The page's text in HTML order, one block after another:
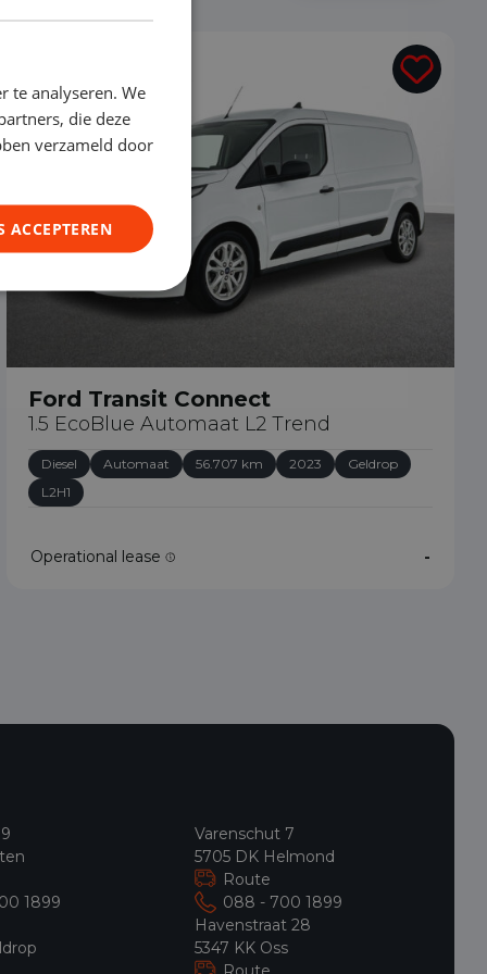
Ford Transit Connect
1.5 EcoBlue Automaat L2 Trend
Diesel Automaat 56.707 km 2023
Geldrop
L2H1
Operational lease -
1899
Varenschut 7
5705 DK Helmond
Route
088 - 700 1899
Havenstraat 28
5347 KK Oss
te analyseren. We
die deze
verzameld door
ACCEPTEREN